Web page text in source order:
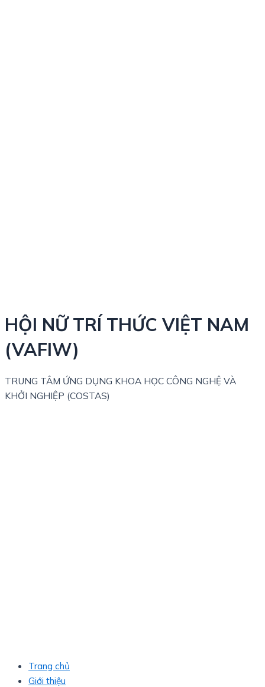
HỘI NỮ TRÍ THỨC VIỆT NAM
(VAFIW)
TRUNG TÂM ỨNG DỤNG KHOA HỌC CÔNG NGHỆ VÀ
KHỞI NGHIỆP (COSTAS)
Trang chủ
Giới thiệu